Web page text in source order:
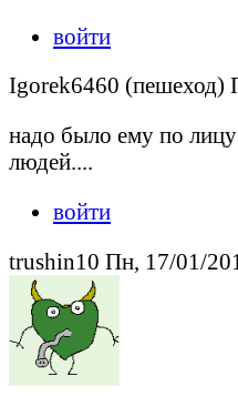
войти
Igorek6460 (пешеход)
надо было ему по
людей....
войти
trushin10 Пн, 17/01/